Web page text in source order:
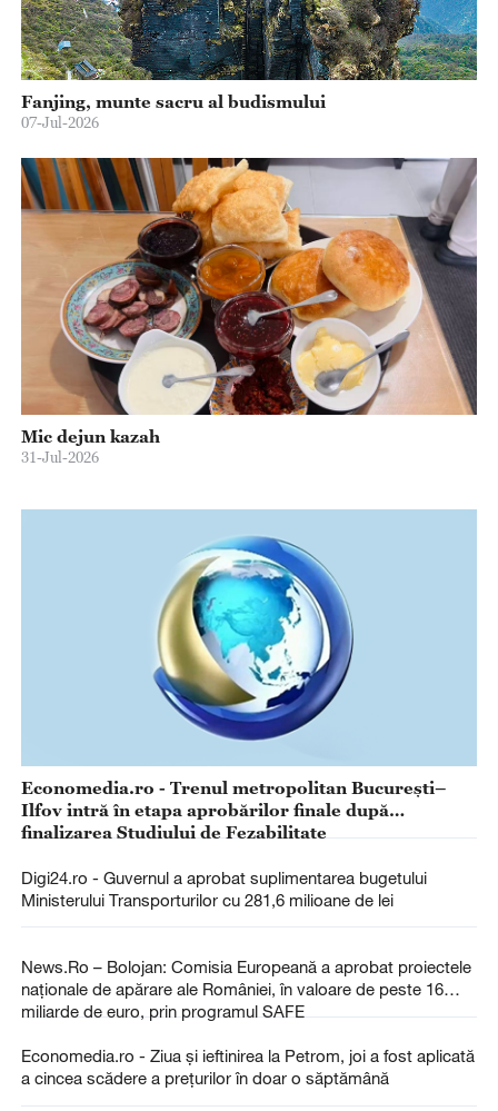
Fanjing, munte sacru al budismului
07-Jul-2026
Mic dejun kazah
31-Jul-2026
Economedia.ro - Trenul metropolitan București–
Ilfov intră în etapa aprobărilor finale după
finalizarea Studiului de Fezabilitate
Digi24.ro - Guvernul a aprobat suplimentarea bugetului
Ministerului Transporturilor cu 281,6 milioane de lei
News.Ro – Bolojan: Comisia Europeană a aprobat proiectele
naţionale de apărare ale României, în valoare de peste 16
miliarde de euro, prin programul SAFE
Economedia.ro - Ziua și ieftinirea la Petrom, joi a fost aplicată
a cincea scădere a prețurilor în doar o săptămână